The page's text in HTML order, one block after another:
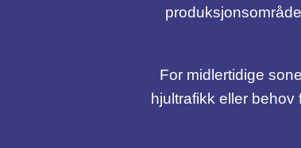
For midlertidige
hjultrafikk eller